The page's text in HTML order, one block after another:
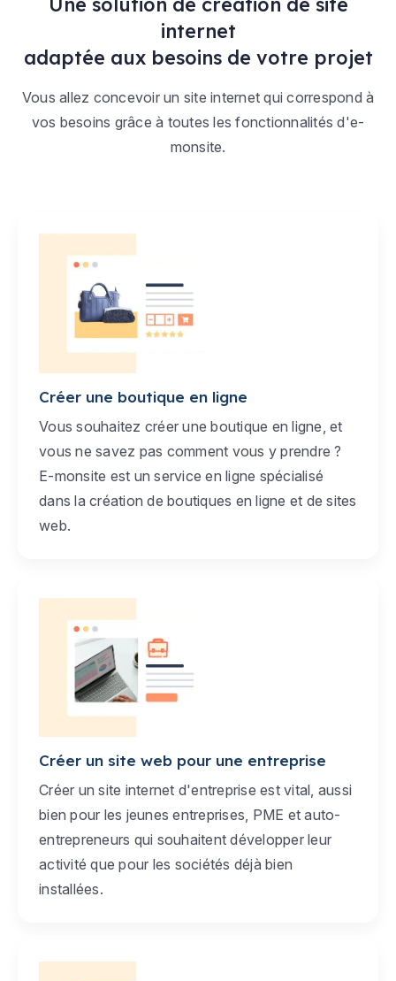
internet
adaptée aux besoins de votre projet
Vous allez concevoir un site internet qui correspond à
vos besoins grâce à toutes les fonctionnalités d'e-
monsite.
Créer une boutique en ligne
Vous souhaitez créer une boutique en ligne, et
vous ne savez pas comment vous y prendre ?
E-monsite est un service en ligne spécialisé
dans la création de boutiques en ligne et de sites
web.
Créer un site web pour une entreprise
Créer un site internet d'entreprise est vital, aussi
bien pour les jeunes entreprises, PME et auto-
entrepreneurs qui souhaitent développer leur
activité que pour les sociétés déjà bien
installées.